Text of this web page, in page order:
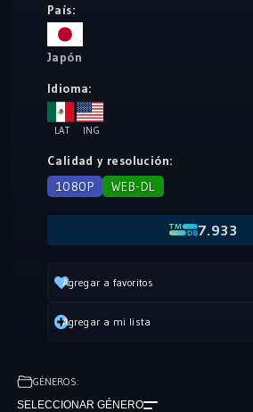
País:
Japón
Idioma:
LAT ING
Calidad y resolución:
1080P
WEB-DL
7.933
Agregar a favoritos
Agregar a mi lista
GÉNEROS:
SELECCIONAR GÉNERO